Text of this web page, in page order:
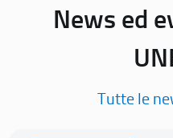
News ed
Tutte le